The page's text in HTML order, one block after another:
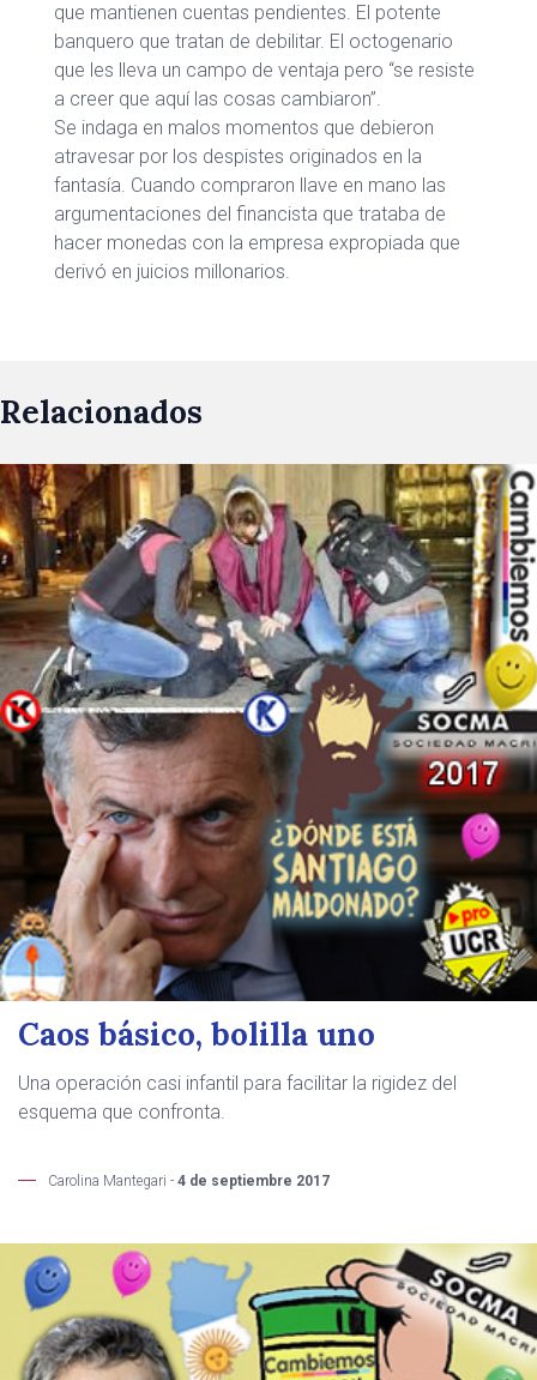
que mantienen cuentas pendientes. El potente
banquero que tratan de debilitar. El octogenario
que les lleva un campo de ventaja pero “se resiste
a creer que aquí las cosas cambiaron”.
Se indaga en malos momentos que debieron
atravesar por los despistes originados en la
fantasía. Cuando compraron llave en mano las
argumentaciones del financista que trataba de
hacer monedas con la empresa expropiada que
derivó en juicios millonarios.
Relacionados
Caos básico, bolilla uno
Una operación casi infantil para facilitar la rigidez del
esquema que confronta.
Carolina Mantegari - 4 de septiembre 2017